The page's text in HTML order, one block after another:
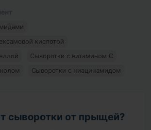
кислотой
Сыворотки с витамином С
Сыворотки с ниацинамидом
сыворотки от прыщей?